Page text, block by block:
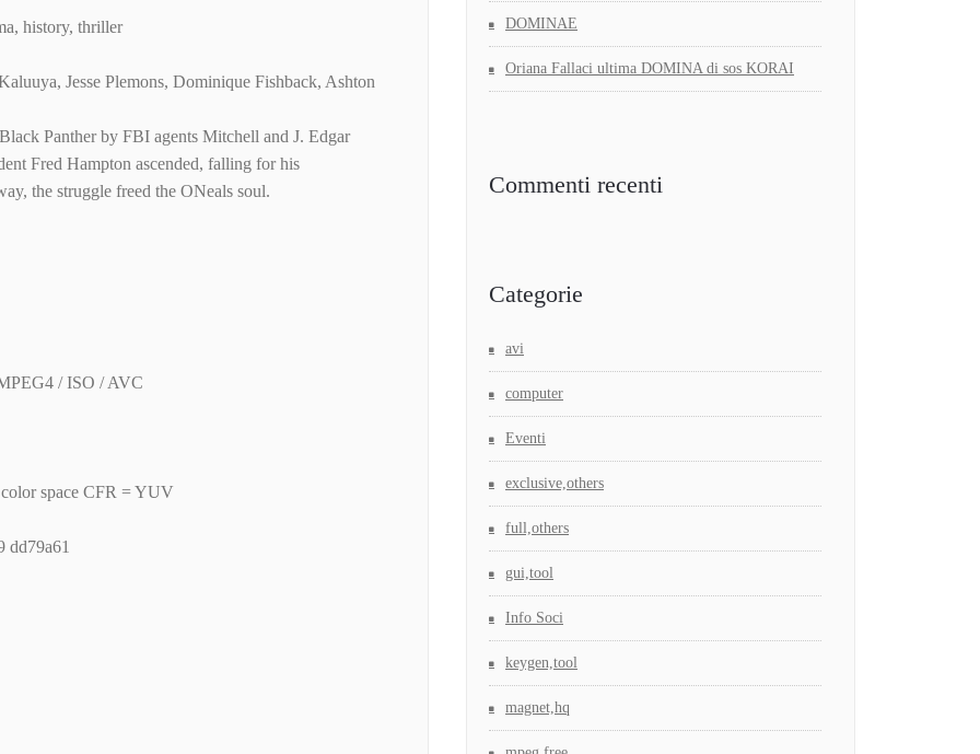
history, thriller
Jesse Plemons, Dominique Fishback, Ashton
Panther by FBI agents Mitchell and J. Edgar
Fred Hampton ascended, falling for his
the struggle freed the ONeals soul.
/ ISO / AVC
space CFR = YUV
dd79a61
DOMINAE
Oriana Fallaci ultima DOMINA di sos KORAI
Commenti recenti
Categorie
avi
computer
Eventi
exclusive,others
full,others
gui,tool
Info Soci
keygen,tool
magnet,hq